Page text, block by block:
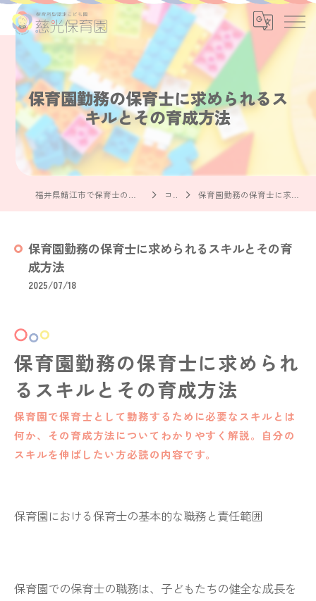
保育園勤務の保育士に求められるス
キルとその育成方法
コラム 保育園勤務の保育士に求められるスキルとその育成方法
保育園勤務の保育士に求められるスキルとその育
成方法
2025/07/18
保育園勤務の保育士に求められ
るスキルとその育成方法
保育園で保育士として勤務するために必要なスキルとは
何か、その育成方法についてわかりやすく解説。自分の
スキルを伸ばしたい方必読の内容です。
保育園における保育士の基本的な職務と責任範囲
保育園での保育士の職務は、子どもたちの健全な成長を